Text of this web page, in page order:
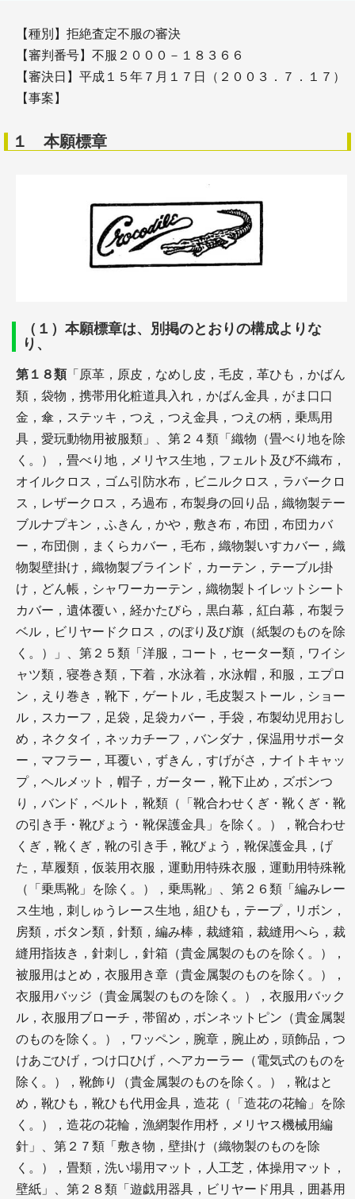
【種別】拒絶査定不服の審決
【審判番号】不服２０００－１８３６６
【審決日】平成１５年７月１７日（２００３．７．１７）
【事案】
１ 本願標章
（１）本願標章は、別掲のとおりの構成よりな
り、
第１８類 「原革，原皮，なめし皮，毛皮，革ひも，かばん
類，袋物，携帯用化粧道具入れ，かばん金具，がま口口
金，傘，ステッキ，つえ，つえ金具，つえの柄，乗馬用
具，愛玩動物用被服類」、第２４類「織物（畳べり地を除
く。），畳べり地，メリヤス生地，フェルト及び不織布，
オイルクロス，ゴム引防水布，ビニルクロス，ラバークロ
ス，レザークロス，ろ過布，布製身の回り品，織物製テー
ブルナプキン，ふきん，かや，敷き布，布団，布団カバ
ー，布団側，まくらカバー，毛布，織物製いすカバー，織
物製壁掛け，織物製ブラインド，カーテン，テーブル掛
け，どん帳，シャワーカーテン，織物製トイレットシート
カバー，遺体覆い，経かたびら，黒白幕，紅白幕，布製ラ
ベル，ビリヤードクロス，のぼり及び旗（紙製のものを除
く。）」、第２５類「洋服，コート，セーター類，ワイシ
ャツ類，寝巻き類，下着，水泳着，水泳帽，和服，エプロ
ン，えり巻き，靴下，ゲートル，毛皮製ストール，ショー
ル，スカーフ，足袋，足袋カバー，手袋，布製幼児用おし
め，ネクタイ，ネッカチーフ，バンダナ，保温用サポータ
ー，マフラー，耳覆い，ずきん，すげがさ，ナイトキャッ
プ，ヘルメット，帽子，ガーター，靴下止め，ズボンつ
り，バンド，ベルト，靴類（「靴合わせくぎ・靴くぎ・靴
の引き手・靴びょう・靴保護金具」を除く。），靴合わせ
くぎ，靴くぎ，靴の引き手，靴びょう，靴保護金具，げ
た，草履類，仮装用衣服，運動用特殊衣服，運動用特殊靴
（「乗馬靴」を除く。），乗馬靴」、第２６類「編みレー
ス生地，刺しゅうレース生地，組ひも，テープ，リボン，
房類，ボタン類，針類，編み棒，裁縫箱，裁縫用へら，裁
縫用指抜き，針刺し，針箱（貴金属製のものを除く。），
被服用はとめ，衣服用き章（貴金属製のものを除く。），
衣服用バッジ（貴金属製のものを除く。），衣服用バック
ル，衣服用ブローチ，帯留め，ボンネットピン（貴金属製
のものを除く。），ワッペン，腕章，腕止め，頭飾品，つ
けあごひげ，つけ口ひげ，ヘアカーラー（電気式のものを
除く。），靴飾り（貴金属製のものを除く。），靴はと
め，靴ひも，靴ひも代用金具，造花（「造花の花輪」を除
く。），造花の花輪，漁網製作用杼，メリヤス機械用編
針」、第２７類「敷き物，壁掛け（織物製のものを除
く。），畳類，洗い場用マット，人工芝，体操用マット，
壁紙」、第２８類「遊戯用器具，ビリヤード用具，囲碁用